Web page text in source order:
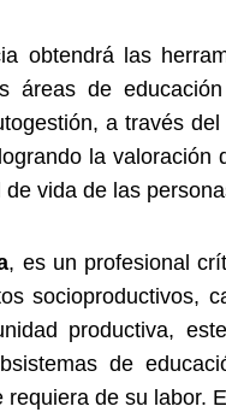
obtendrá las
áreas de
a través
la
vida de las
, es un profesional
socioproductivos,
productiva,
de
de su